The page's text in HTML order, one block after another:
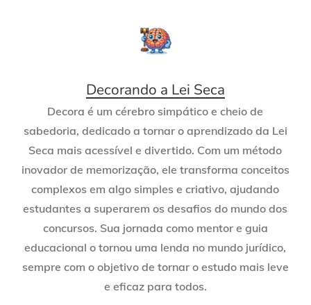
Decorando a Lei Seca
Decora é um cérebro simpático e cheio de
sabedoria, dedicado a tornar o aprendizado da Lei
Seca mais acessível e divertido. Com um método
inovador de memorização, ele transforma conceitos
complexos em algo simples e criativo, ajudando
estudantes a superarem os desafios do mundo dos
concursos. Sua jornada como mentor e guia
educacional o tornou uma lenda no mundo jurídico,
sempre com o objetivo de tornar o estudo mais leve
e eficaz para todos.